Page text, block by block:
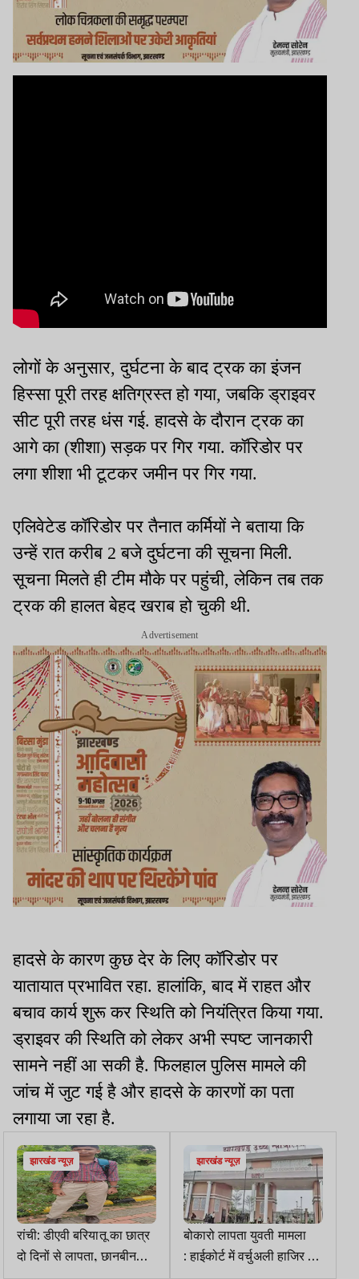
लोगों के अनुसार, दुर्घटना के बाद ट्रक का इंजन
हिस्सा पूरी तरह क्षतिग्रस्त हो गया, जबकि ड्राइवर
सीट पूरी तरह धंस गई. हादसे के दौरान ट्रक का
आगे का (शीशा) सड़क पर गिर गया. कॉरिडोर पर
लगा शीशा भी टूटकर जमीन पर गिर गया.
एलिवेटेड कॉरिडोर पर तैनात कर्मियों ने बताया कि
उन्हें रात करीब 2 बजे दुर्घटना की सूचना मिली.
सूचना मिलते ही टीम मौके पर पहुंची, लेकिन तब तक
ट्रक की हालत बेहद खराब हो चुकी थी.
Advertisement
हादसे के कारण कुछ देर के लिए कॉरिडोर पर
यातायात प्रभावित रहा. हालांकि, बाद में राहत और
बचाव कार्य शुरू कर स्थिति को नियंत्रित किया गया.
ड्राइवर की स्थिति को लेकर अभी स्पष्ट जानकारी
सामने नहीं आ सकी है. फिलहाल पुलिस मामले की
जांच में जुट गई है और हादसे के कारणों का पता
लगाया जा रहा है.
झारखंड न्यूज़
रांची: डीएवी बरियातू का छात्र
दो दिनों से लापता, छानबीन
जारी
झारखंड न्यूज़
बोकारो लापता युवती मामला
: हाईकोर्ट में वर्चुअली हाजिर हुईं
DGP, मारपीट घटना की